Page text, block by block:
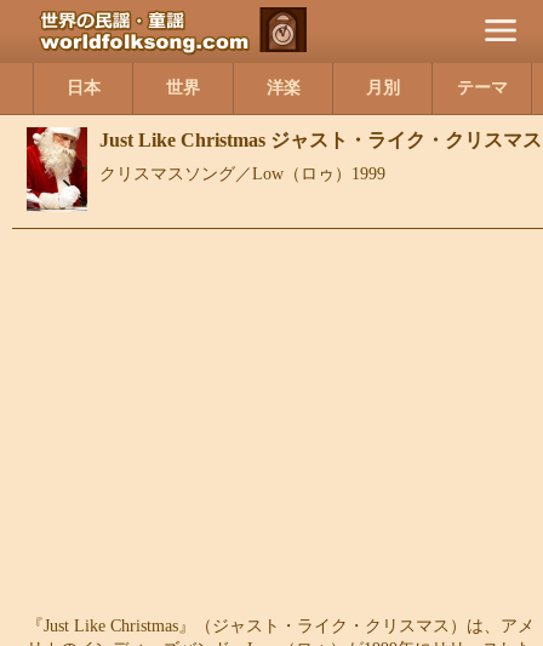
日本 世界 洋楽 月別 テーマ
Just Like Christmas ジャスト・ライク・クリスマス
クリスマスソング／Low（ロゥ）1999
『Just Like Christmas』（ジャスト・ライク・クリスマス）は、アメ